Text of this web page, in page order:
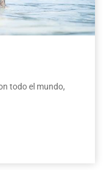
todo el mundo,